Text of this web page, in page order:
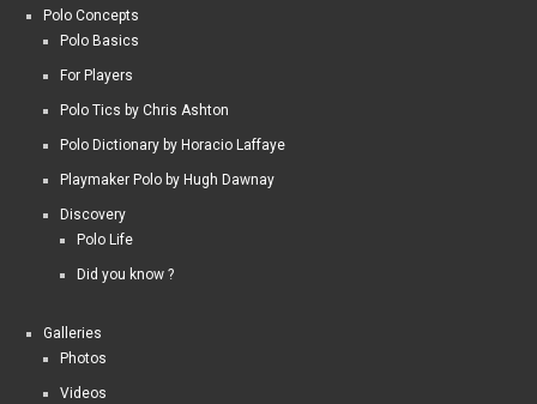
Polo Concepts
Polo Basics
For Players
Polo Tics by Chris Ashton
Polo Dictionary by Horacio Laffaye
Playmaker Polo by Hugh Dawnay
Discovery
Polo Life
Did you know ?
Galleries
Photos
Videos